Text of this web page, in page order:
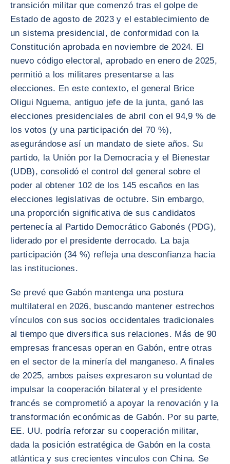
transición militar que comenzó tras el golpe de
Estado de agosto de 2023 y el establecimiento de
un sistema presidencial, de conformidad con la
Constitución aprobada en noviembre de 2024. El
nuevo código electoral, aprobado en enero de 2025,
permitió a los militares presentarse a las
elecciones. En este contexto, el general Brice
Oligui Nguema, antiguo jefe de la junta, ganó las
elecciones presidenciales de abril con el 94,9 % de
los votos (y una participación del 70 %),
asegurándose así un mandato de siete años. Su
partido, la Unión por la Democracia y el Bienestar
(UDB), consolidó el control del general sobre el
poder al obtener 102 de los 145 escaños en las
elecciones legislativas de octubre. Sin embargo,
una proporción significativa de sus candidatos
pertenecía al Partido Democrático Gabonés (PDG),
liderado por el presidente derrocado. La baja
participación (34 %) refleja una desconfianza hacia
las instituciones.
Se prevé que Gabón mantenga una postura
multilateral en 2026, buscando mantener estrechos
vínculos con sus socios occidentales tradicionales
al tiempo que diversifica sus relaciones. Más de 90
empresas francesas operan en Gabón, entre otras
en el sector de la minería del manganeso. A finales
de 2025, ambos países expresaron su voluntad de
impulsar la cooperación bilateral y el presidente
francés se comprometió a apoyar la renovación y la
transformación económicas de Gabón. Por su parte,
EE. UU. podría reforzar su cooperación militar,
dada la posición estratégica de Gabón en la costa
atlántica y sus crecientes vínculos con China. Se